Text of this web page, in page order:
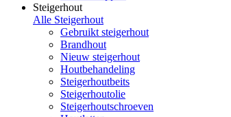
Steigerhout
Alle Steigerhout
Gebruikt steigerhout
Brandhout
Nieuw steigerhout
Houtbehandeling
Steigerhoutbeits
Steigerhoutolie
Steigerhoutschroeven